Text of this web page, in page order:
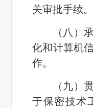
关审批手续。
（八）
化和计算机
作。
（九）
于保密技术